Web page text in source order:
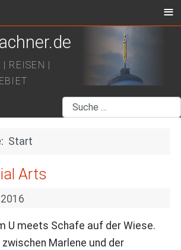
| REISEN |
Suchen
Start
Arts
U meets Schafe auf der Wiese.
Marlene und der
≡